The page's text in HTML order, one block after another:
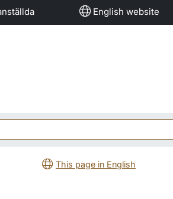
English website
This page in English